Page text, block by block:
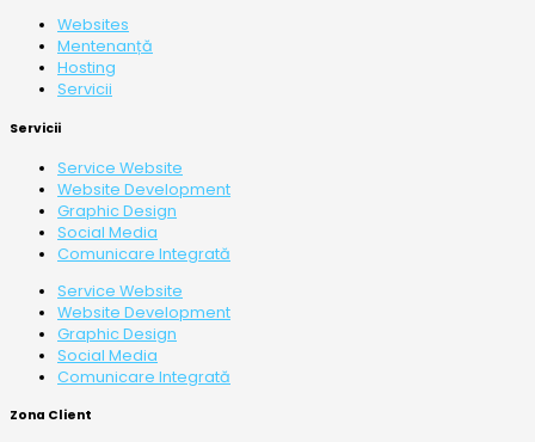
Websites
Mentenanță
Hosting
Servicii
Servicii
Service Website
Website Development
Graphic Design
Social Media
Comunicare Integrată
Service Website
Website Development
Graphic Design
Social Media
Comunicare Integrată
Zona Client